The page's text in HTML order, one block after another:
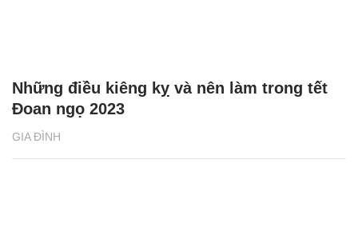
GIA ĐÌNH
Những điều kiêng kỵ và nên làm trong tết
Đoan ngọ 2023